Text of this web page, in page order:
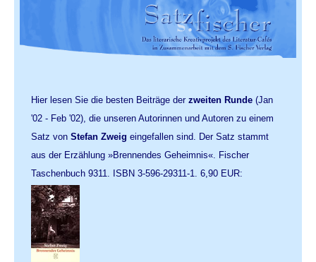
Hier lesen Sie die besten Beiträge der zweiten Runde (Jan
'02 - Feb '02), die unseren Autorinnen und Autoren zu einem
Satz von Stefan Zweig eingefallen sind. Der Satz stammt
aus der Erzählung »Brennendes Geheimnis«. Fischer
Taschenbuch 9311. ISBN 3-596-29311-1. 6,90 EUR: